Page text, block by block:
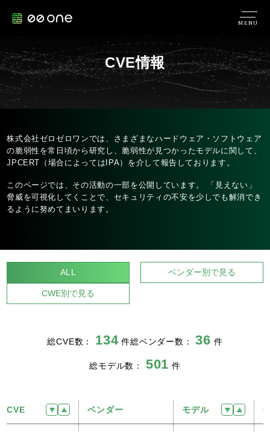
MENU
CVE情報
株式会社ゼロゼロワンでは、さまざまなハードウェア・ソフトウェア
の脆弱性を常日頃から研究し、脆弱性が見つかったモデルに関して、
JPCERT（場合によってはIPA）を介して報告しております。
このページでは、その活動の一部を公開しています。 「見えない」
脅威を可視化してくことで、セキュリティの不安を少しでも解消でき
るように努めてまいります。
ALL ベンダー別で見る
CWE別で見る
総CVE数： 134 件総ベンダー数： 36 件
総モデル数： 501 件
CVE ベンダー モデル